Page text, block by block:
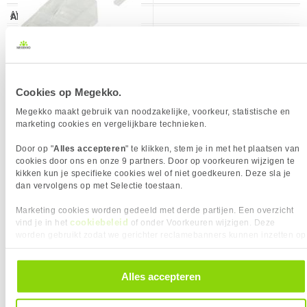
Cookies op Megekko.
Megekko maakt gebruik van noodzakelijke, voorkeur, statistische en
marketing cookies en vergelijkbare technieken.
Door op "Alles accepteren" te klikken, stem je in met het plaatsen van
cookies door ons en onze 9 partners. Door op voorkeuren wijzigen te
kikken kun je specifieke cookies wel of niet goedkeuren. Deze sla je
dan vervolgens op met Selectie toestaan.
Marketing cookies worden gedeeld met derde partijen. Een overzicht
vind je in het cookiebeleid of onder Voorkeuren wijzigen. Deze
alle cookies. Je kunt je gegeven toestemming altijd intrekken, dit doe je
door in de footer van onze website te klikken op ‘Cookievoorkeuren’
Alles accepteren
AWG maat
EAN
❮
❮
ALGEMEEN
Adermateriaal
Afschermingstype
Buitendiameter
5.9 mm
Kabelkleur
Geel
Kabelmantel
PVC
Kleurnummer
RAL 1023
EAN
8716065136562
8,95
Equip 404521 100m Cat6 U/UTP
(UTP) Grijs netwerkkabel
ACT CAT5E F/UTP LSZH soepel patch
geel 100 m